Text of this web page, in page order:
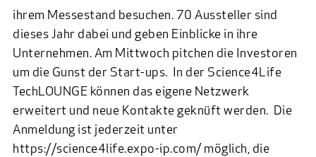
ihrem Messestand besuchen. 70 Aussteller sind
dieses Jahr dabei und geben Einblicke in ihre
Unternehmen. Am Mittwoch pitchen die Investoren
um die Gunst der Start-ups. In der Science4Life
TechLOUNGE können das eigene Netzwerk
erweitert und neue Kontakte geknüft werden. Die
Anmeldung ist jederzeit unter
https://science4life.expo-ip.com/ möglich, die